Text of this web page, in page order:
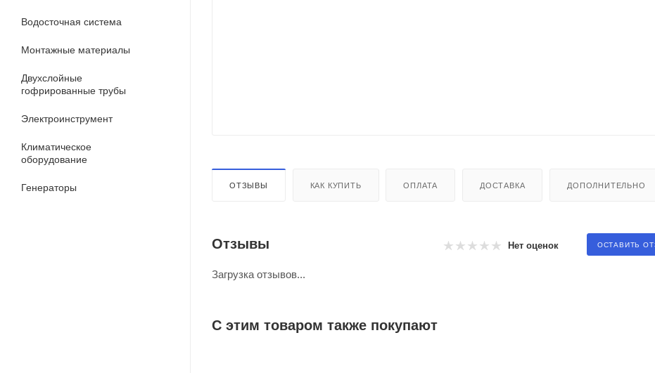
Водосточная система
Монтажные материалы
Двухслойные
гофрированные трубы
Электроинструмент
Климатическое
оборудование
Генераторы ОТЗЫВЫ КАК КУПИТЬ ОПЛАТА ДОСТАВКА ДОПОЛНИТЕЛЬНО
Отзывы Нет оценок ОСТАВИТЬ
Загрузка отзывов...
С этим товаром также покупают